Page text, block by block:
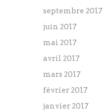
septembre 2017
juin 2017
mai 2017
avril 2017
mars 2017
février 2017
janvier 2017